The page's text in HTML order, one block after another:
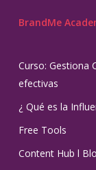
BrandMe
Curso: Gestiona
efectivas
¿ Qué es la
Free Tools
Content Hub l